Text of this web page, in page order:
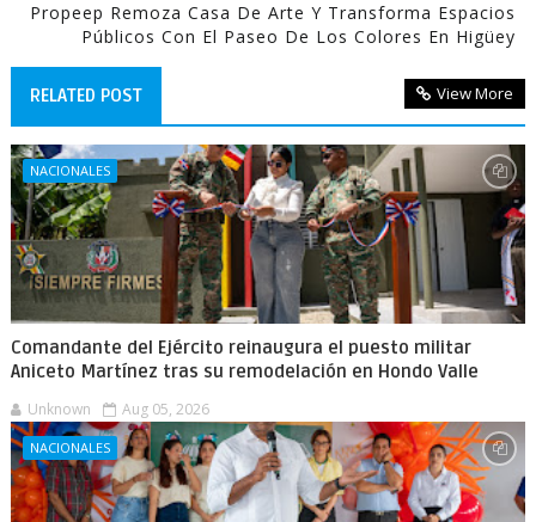
Propeep Remoza Casa De Arte Y Transforma Espacios
Públicos Con El Paseo De Los Colores En Higüey
RELATED POST View More
NACIONALES
Comandante del Ejército reinaugura el puesto militar
Aniceto Martínez tras su remodelación en Hondo Valle
Unknown Aug 05, 2026
NACIONALES